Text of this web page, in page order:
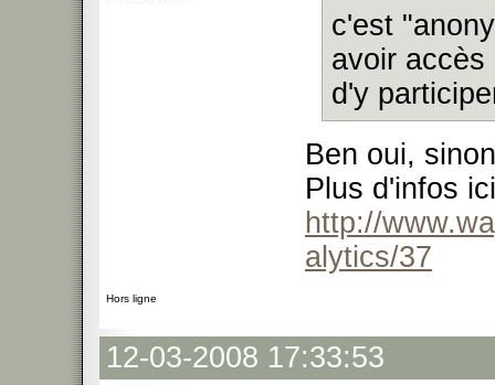
c'est
avoir
d'y
Ben oui,
Plus d'infos
http://
alytics/37
Hors ligne
12-03-2008 17:33:53